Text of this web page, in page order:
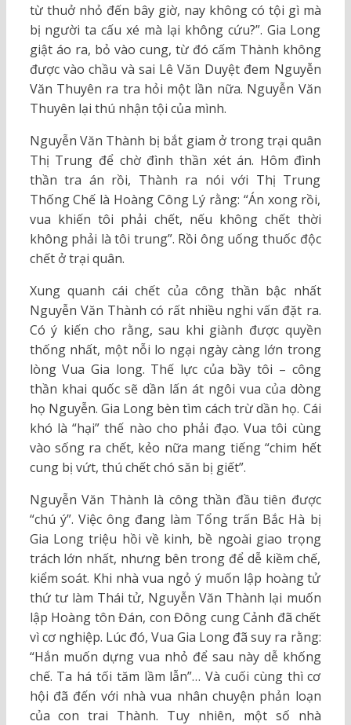
từ thuở nhỏ đến bây giờ, nay không có tội gì mà
bị người ta cấu xé mà lại không cứu?”. Gia Long
giật áo ra, bỏ vào cung, từ đó cấm Thành không
được vào chầu và sai Lê Văn Duyệt đem Nguyễn
Văn Thuyên ra tra hỏi một lần nữa. Nguyễn Văn
Thuyên lại thú nhận tội của mình.
Nguyễn Văn Thành bị bắt giam ở trong trại quân
Thị Trung để chờ đình thần xét án. Hôm đình
thần tra án rồi, Thành ra nói với Thị Trung
Thống Chế là Hoàng Công Lý rằng: “Án xong rồi,
vua khiến tôi phải chết, nếu không chết thời
không phải là tôi trung”. Rồi ông uống thuốc độc
chết ở trại quân.
Xung quanh cái chết của công thần bậc nhất
Nguyễn Văn Thành có rất nhiều nghi vấn đặt ra.
Có ý kiến cho rằng, sau khi giành được quyền
thống nhất, một nỗi lo ngại ngày càng lớn trong
lòng Vua Gia long. Thế lực của bầy tôi – công
thần khai quốc sẽ dần lấn át ngôi vua của dòng
họ Nguyễn. Gia Long bèn tìm cách trừ dần họ. Cái
khó là “hại” thế nào cho phải đạo. Vua tôi cùng
vào sống ra chết, kẻo nữa mang tiếng “chim hết
cung bị vứt, thú chết chó săn bị giết”.
Nguyễn Văn Thành là công thần đầu tiên được
“chú ý”. Việc ông đang làm Tổng trấn Bắc Hà bị
Gia Long triệu hồi về kinh, bề ngoài giao trọng
trách lớn nhất, nhưng bên trong để dễ kiềm chế,
kiểm soát. Khi nhà vua ngỏ ý muốn lập hoàng tử
thứ tư làm Thái tử, Nguyễn Văn Thành lại muốn
lập Hoàng tôn Đán, con Đông cung Cảnh đã chết
vì cơ nghiệp. Lúc đó, Vua Gia Long đã suy ra rằng:
“Hắn muốn dựng vua nhỏ để sau này dễ khống
chế. Ta há tối tăm lầm lẫn”… Và cuối cùng thì cơ
hội đã đến với nhà vua nhân chuyện phản loạn
của con trai Thành. Tuy nhiên, một số nhà